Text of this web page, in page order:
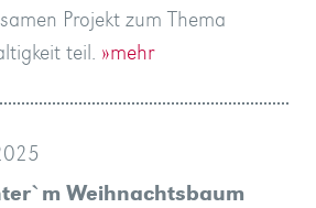
Projekt zum Thema
teil. »mehr
Weihnachtsbaum